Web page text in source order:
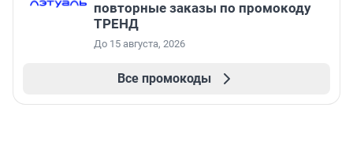
повторные заказы по промокоду
ТРЕНД
До 15 августа, 2026
Все промокоды